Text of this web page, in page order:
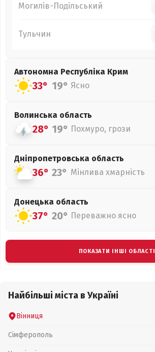
Могилів-Подільський
Тульчин
Автономна Республіка Крим
33° 19° Ясно
Волинська область
28° 19° Похмуро, грози
Дніпропетровська область
36° 23° Мінлива хмарність
Донецька область
37° 20° Переважно ясно
ПОКАЗАТИ ІНШІ ОБЛАСТІ
Найбільші міста в Україні
Вінниця
Сімферополь